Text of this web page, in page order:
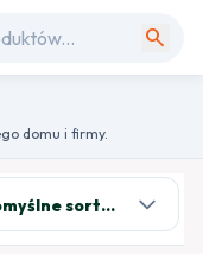
search
domu i firmy.